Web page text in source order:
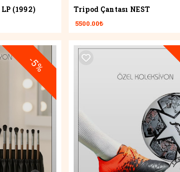
(1992) Tripod Çantası NEST
5500.00₺
-5%